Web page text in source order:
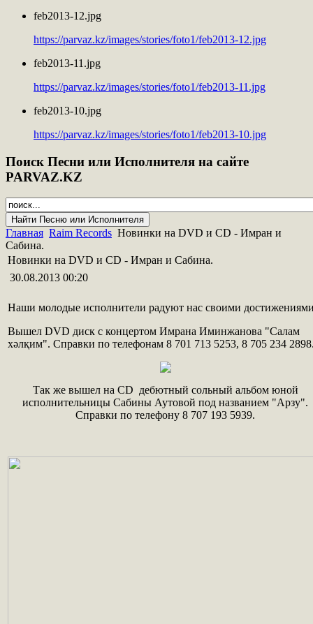
feb2013-12.jpg
https://parvaz.kz/images/stories/foto1/feb2013-12.jpg
feb2013-11.jpg
https://parvaz.kz/images/stories/foto1/feb2013-11.jpg
feb2013-10.jpg
https://parvaz.kz/images/stories/foto1/feb2013-10.jpg
Поиск Песни или Исполнителя на сайте
PARVAZ.KZ
Главная Raim Records Новинки на DVD и CD - Имран и
Сабина.
Новинки на DVD и CD - Имран и Сабина.
30.08.2013 00:20
Наши молодые исполнители радуют нас своими
Вышел DVD диск с концертом Имрана Иминжанова "Салам
хәлқим". Справки по телефонам 8 701 713 5253, 8 705 234
Так же вышел на CD дебютный сольный альбом юной
исполнительницы Сабины Аутовой под названием "Арзу".
Справки по телефону 8 707 193 5939.